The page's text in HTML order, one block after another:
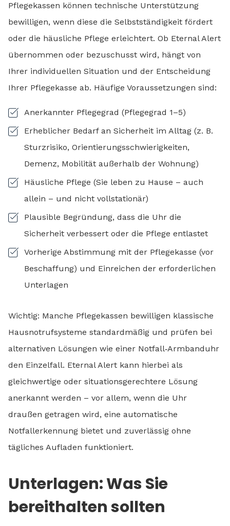
Pflegekassen können technische Unterstützung
bewilligen, wenn diese die Selbstständigkeit fördert
oder die häusliche Pflege erleichtert. Ob Eternal Alert
übernommen oder bezuschusst wird, hängt von
Ihrer individuellen Situation und der Entscheidung
Ihrer Pflegekasse ab. Häufige Voraussetzungen sind:
Anerkannter Pflegegrad (Pflegegrad 1–5)
Erheblicher Bedarf an Sicherheit im Alltag (z. B.
Sturzrisiko, Orientierungsschwierigkeiten,
Demenz, Mobilität außerhalb der Wohnung)
Häusliche Pflege (Sie leben zu Hause – auch
allein – und nicht vollstationär)
Plausible Begründung, dass die Uhr die
Sicherheit verbessert oder die Pflege entlastet
Vorherige Abstimmung mit der Pflegekasse (vor
Beschaffung) und Einreichen der erforderlichen
Unterlagen
Wichtig: Manche Pflegekassen bewilligen klassische
Hausnotrufsysteme standardmäßig und prüfen bei
alternativen Lösungen wie einer Notfall‑Armbanduhr
den Einzelfall. Eternal Alert kann hierbei als
gleichwertige oder situationsgerechtere Lösung
anerkannt werden – vor allem, wenn die Uhr
draußen getragen wird, eine automatische
Notfallerkennung bietet und zuverlässig ohne
tägliches Aufladen funktioniert.
Unterlagen: Was Sie
bereithalten sollten